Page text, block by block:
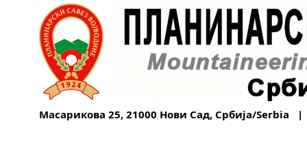
Масарикова 25, 21000 Нови Сад, Србија/Serbia